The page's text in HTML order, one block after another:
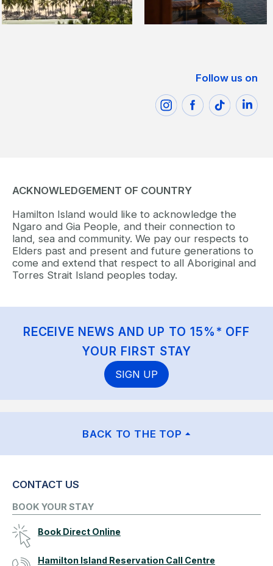
Follow us on
ACKNOWLEDGEMENT OF COUNTRY
Hamilton Island would like to acknowledge the
Ngaro and Gia People, and their connection to
land, sea and community. We pay our respects to
Elders past and present and future generations to
come and extend that respect to all Aboriginal and
Torres Strait Island peoples today.
RECEIVE NEWS AND UP TO 15%* OFF
YOUR FIRST STAY
SIGN UP
BACK TO THE TOP
CONTACT US
BOOK YOUR STAY
Book Direct Online
Hamilton Island Reservation Call Centre